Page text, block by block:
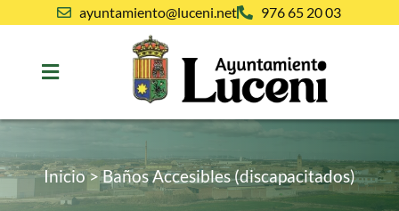
ayuntamiento@luceni.net 976 65 20 03
Inicio>Baños Accesibles (discapacitados)